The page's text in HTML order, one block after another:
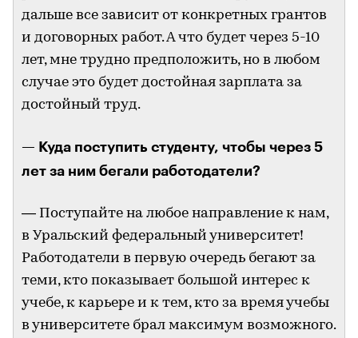
дальше все зависит от конкретных грантов
и договорных работ. А что будет через 5-10
лет, мне трудно предположить, но в любом
случае это будет достойная зарплата за
достойный труд.
— Куда поступить студенту, чтобы через 5
лет за ним бегали работодатели?
— Поступайте на любое направление к нам,
в Уральский федеральный университет!
Работодатели в первую очередь бегают за
теми, кто показывает большой интерес к
учебе, к карьере и к тем, кто за время учебы
в университете брал максимум возможного.